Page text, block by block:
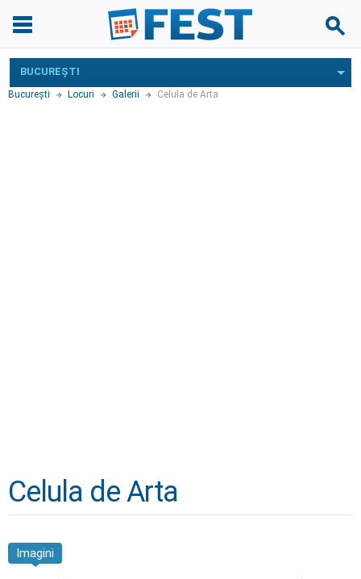
BUCUREŞTI
Bucureşti Locuri Galerii Celula de Arta
Celula de Arta
Imagini